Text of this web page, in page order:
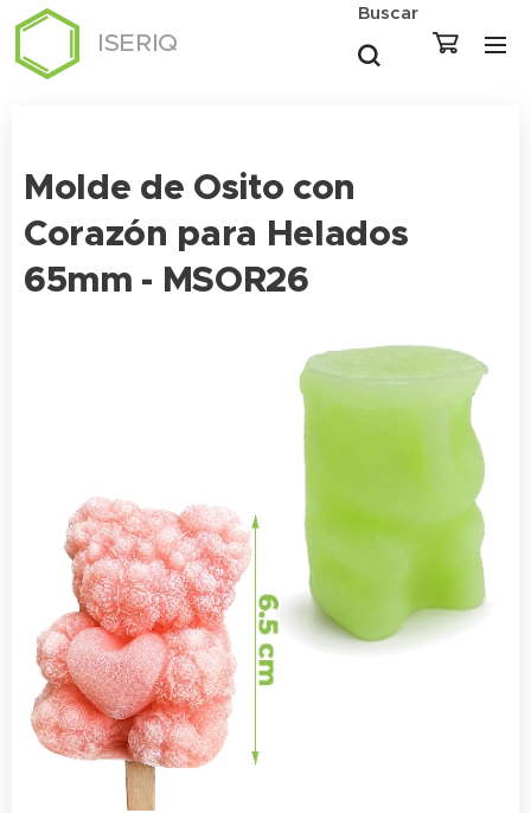
ISERIQ
Buscar
Molde de Osito con
Corazón para Helados
65mm - MSOR26